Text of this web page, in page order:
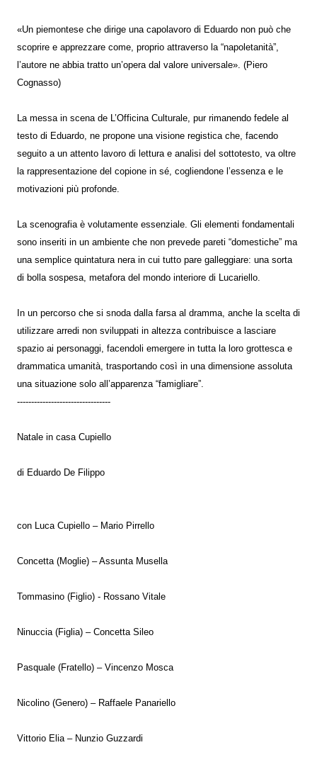
«Un piemontese che dirige una capolavoro di Eduardo non può che
scoprire e apprezzare come, proprio attraverso la “napoletanità”,
l’autore ne abbia tratto un’opera dal valore universale». (Piero
Cognasso)
La messa in scena de L’Officina Culturale, pur rimanendo fedele al
testo di Eduardo, ne propone una visione registica che, facendo
seguito a un attento lavoro di lettura e analisi del sottotesto, va oltre
la rappresentazione del copione in sé, cogliendone l’essenza e le
motivazioni più profonde.
La scenografia è volutamente essenziale. Gli elementi fondamentali
sono inseriti in un ambiente che non prevede pareti “domestiche” ma
una semplice quintatura nera in cui tutto pare galleggiare: una sorta
di bolla sospesa, metafora del mondo interiore di Lucariello.
In un percorso che si snoda dalla farsa al dramma, anche la scelta di
utilizzare arredi non sviluppati in altezza contribuisce a lasciare
spazio ai personaggi, facendoli emergere in tutta la loro grottesca e
drammatica umanità, trasportando così in una dimensione assoluta
una situazione solo all’apparenza “famigliare”.
---------------------------------
Natale in casa Cupiello
di Eduardo De Filippo
con Luca Cupiello – Mario Pirrello
Concetta (Moglie) – Assunta Musella
Tommasino (Figlio) - Rossano Vitale
Ninuccia (Figlia) – Concetta Sileo
Pasquale (Fratello) – Vincenzo Mosca
Nicolino (Genero) – Raffaele Panariello
Vittorio Elia – Nunzio Guzzardi